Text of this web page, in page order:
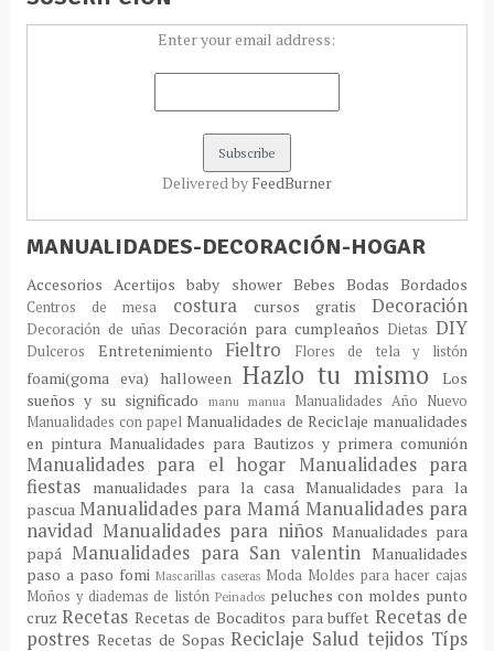
Enter your email address:
Delivered by FeedBurner
MANUALIDADES-DECORACIÓN-HOGAR
AccesoriosAcertijosbaby shower Bebes BodasBordados
Centros de mesa costura cursos gratisDecoración
Decoración de uñas Decoración para cumpleaños DietasDIY
Dulceros Entretenimiento Fieltro Flores de tela y listón
foami(goma eva) halloween Hazlo tu mismoLos
sueños y su significado
manu manua Manualidades Año Nuevo
Manualidades con papel Manualidades de Reciclaje manualidades
en pinturaManualidades para Bautizos y primera comunión
Manualidades para el hogar Manualidades para
fiestas
manualidades para la casa Manualidades para la
pascua Manualidades para MamáManualidades para
navidadManualidades para niños Manualidades para
papá Manualidades para San valentinManualidades
paso a paso fomi Mascarillas caseras Moda Moldes para hacer cajas
Moños y diademas de listón Peinados peluches con moldes punto
cruzRecetas Recetas de Bocaditos para buffet Recetas de
postres Recetas de SopasReciclaje Saludtejidos Típs